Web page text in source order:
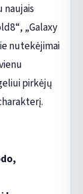
naujais
„Galaxy
nutekėjimai
pirkėjų